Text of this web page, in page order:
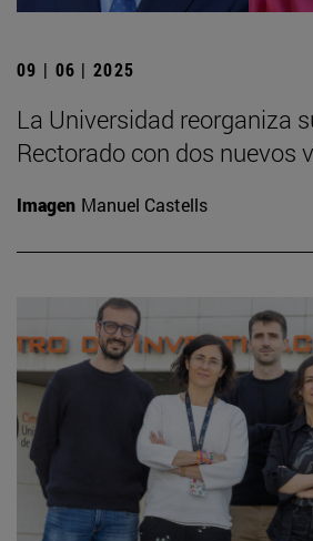
09 | 06 | 2025
La Universidad reorganiza
Rectorado con dos nuevos
Imagen Manuel Castells